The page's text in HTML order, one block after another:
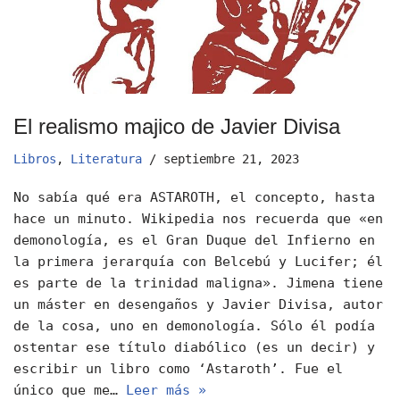
El realismo majico de Javier Divisa
Libros , Literatura septiembre 21, 2023
No sabía qué era ASTAROTH, el concepto, hasta
hace un minuto. Wikipedia nos recuerda que «en
demonología, es el Gran Duque del Infierno en
la primera jerarquía con Belcebú y Lucifer; él
es parte de la trinidad maligna». Jimena tiene
un máster en desengaños y Javier Divisa, autor
de la cosa, uno en demonología. Sólo él podía
ostentar ese título diabólico (es un decir) y
escribir un libro como ‘Astaroth’. Fue el
único que me… Leer más »